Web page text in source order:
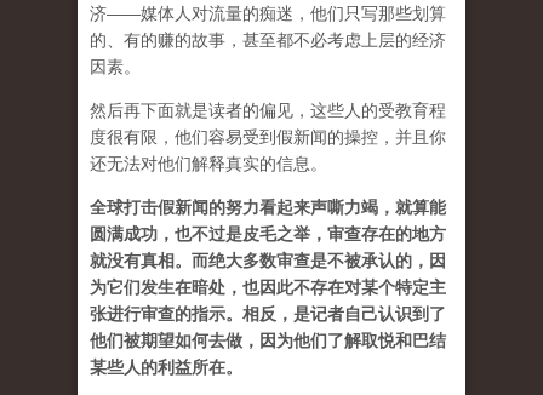
济——媒体人对流量的痴迷，他们只写那些划算
的、有的赚的故事，甚至都不必考虑上层的经济
因素。
然后再下面就是读者的偏见，这些人的受教育程
度很有限，他们容易受到假新闻的操控，并且你
还无法对他们解释真实的信息。
全球打击假新闻的努力看起来声嘶力竭，就算能
圆满成功，也不过是皮毛之举，审查存在的地方
就没有真相。而绝大多数审查是不被承认的，因
为它们发生在暗处，也因此不存在对某个特定主
张进行审查的指示。相反，是记者自己认识到了
他们被期望如何去做，因为他们了解取悦和巴结
某些人的利益所在。